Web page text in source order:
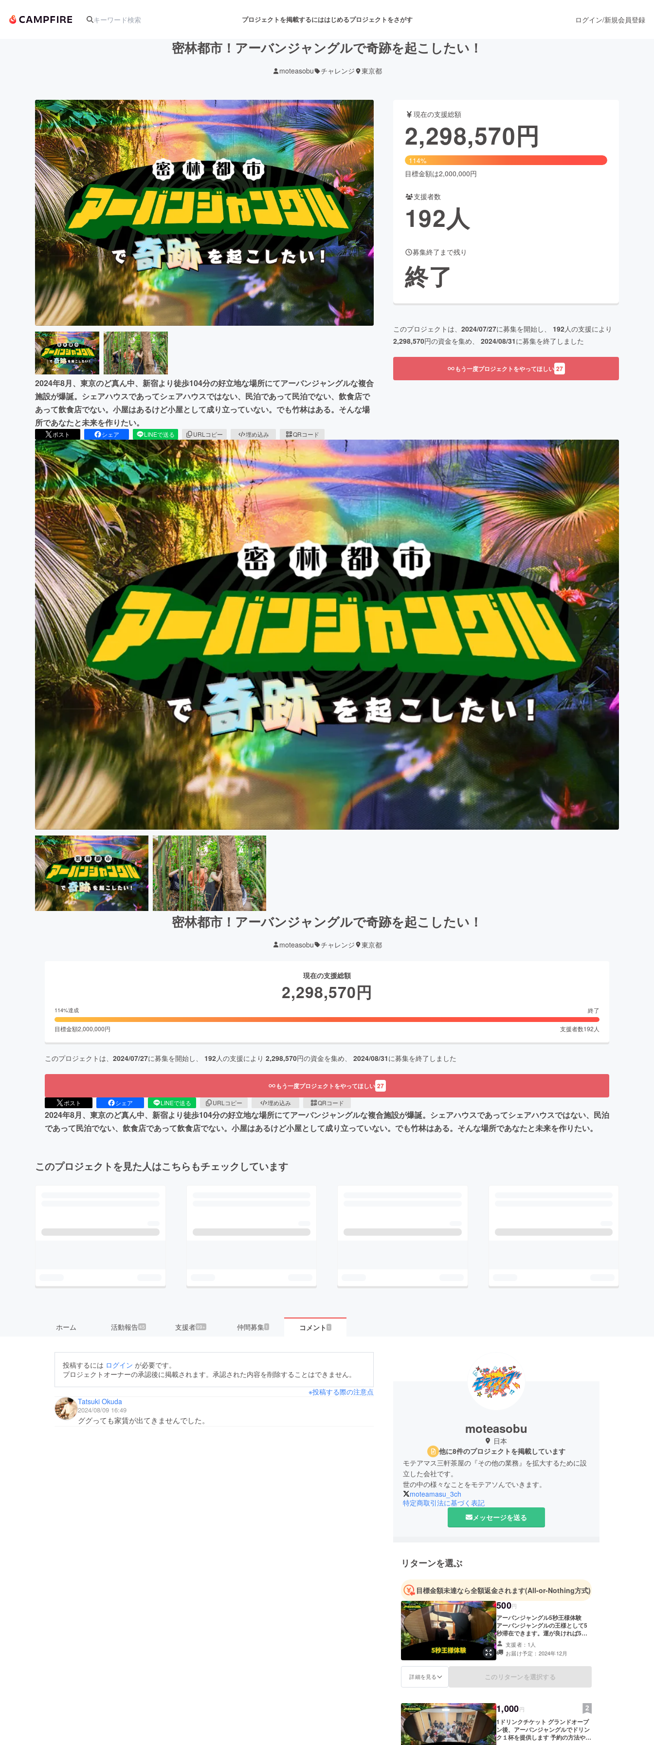
プロジェクトを掲載するにははじめるプロジェクトをさがす
アート・写真 音楽 舞台・パフォーマンス
テクノロジー・ガジェット ゲーム・サービス開発 フード・飲食店 ファッション
映像・映画 書籍・雑誌出版 アニメ・漫画
ビジネス・起業 チャレンジ ビューティー・ヘルスケア
まちづくり・地域活性化
CAMPFIRE for Social GoodCAMPFIRE Creation
CAMPFIREふるさと納税machi-ya コミュニティ
ログイン/新規会員登録
密林都市！アーバンジャングルで奇跡を起こしたい！
moteasobu チャレンジ 東京都
2024年8月、東京のど真ん中、新宿より徒歩104分の好立地な場所にてアーバンジャングルな複合
施設が爆誕。シェアハウスであってシェアハウスではない、民泊であって民泊でない、飲食店で
あって飲食店でない。小屋はあるけど小屋として成り立っていない。でも竹林はある。そんな場
所であなたと未来を作りたい。
ポスト シェア LINEで送る URLコピー 埋め込み QRコード
現在の支援総額
2,298,570円
114%
目標金額は2,000,000円
支援者数
192人
募集終了まで残り
終了
このプロジェクトは、 2024/07/27に募集を開始し、 192人の支援により
2,298,570円の資金を集め、 2024/08/31に募集を終了しました
もう一度プロジェクトをやってほしい 27
密林都市！アーバンジャングルで奇跡を起こしたい！
moteasobu チャレンジ 東京都
現在の支援総額
2,298,570円
114%達成 終了
目標金額2,000,000円 支援者数192 人
このプロジェクトは、 2024/07/27に募集を開始し、 192人の支援により 2,298,570円の資金を集め、 2024/08/31に募集を終了しました
もう一度プロジェクトをやってほしい 27
ポスト シェア LINEで送る URLコピー 埋め込み QRコード
2024年8月、東京のど真ん中、新宿より徒歩104分の好立地な場所にてアーバンジャングルな複合施設が爆誕。シェアハウスであってシェアハウスではない、民泊
であって民泊でない、飲食店であって飲食店でない。小屋はあるけど小屋として成り立っていない。でも竹林はある。そんな場所であなたと未来を作りたい。
このプロジェクトを見た人はこちらもチェックしています
ホーム 活動報告45 支援者99+ 仲間募集 1 コメント 1
投稿するには ログイン が必要です。
プロジェクトオーナーの承認後に掲載されます。承認された内容を削除することはできません。
※投稿する際の注意点
Tatsuki Okuda
2024/08/09 16:49
ググっても家賃が出てきませんでした。 moteasobu
日本
他に8件のプロジェクトを掲載しています
モテアマス三軒茶屋の『その他の業務』を拡大するために設
立した会社です。
世の中の様々なことをモテアソんでいきます。
moteamasu_3ch
特定商取引法に基づく表記
メッセージを送る
リターンを選ぶ
目標金額未達なら全額返金されます(All-or-Nothing方式)
500円
アーバンジャングル5秒王様体験
アーバンジャングルの王様として5
秒滞在できます。運が良ければ5秒
以内に人口滝の前でみんなで胴上
げ、あなたのスマホで記念撮影しま
す 予約の方法やその他詳細について
はメールにてご案内致します ＊有効
期限：2024年12月末日
支援者：1人
お届け予定：2024年12月
詳細を見る このリターンを選択する
1,000円
1ドリンクチケット グランドオープ
ン後、アーバンジャングルでドリン
ク１杯を提供します 予約の方法やそ